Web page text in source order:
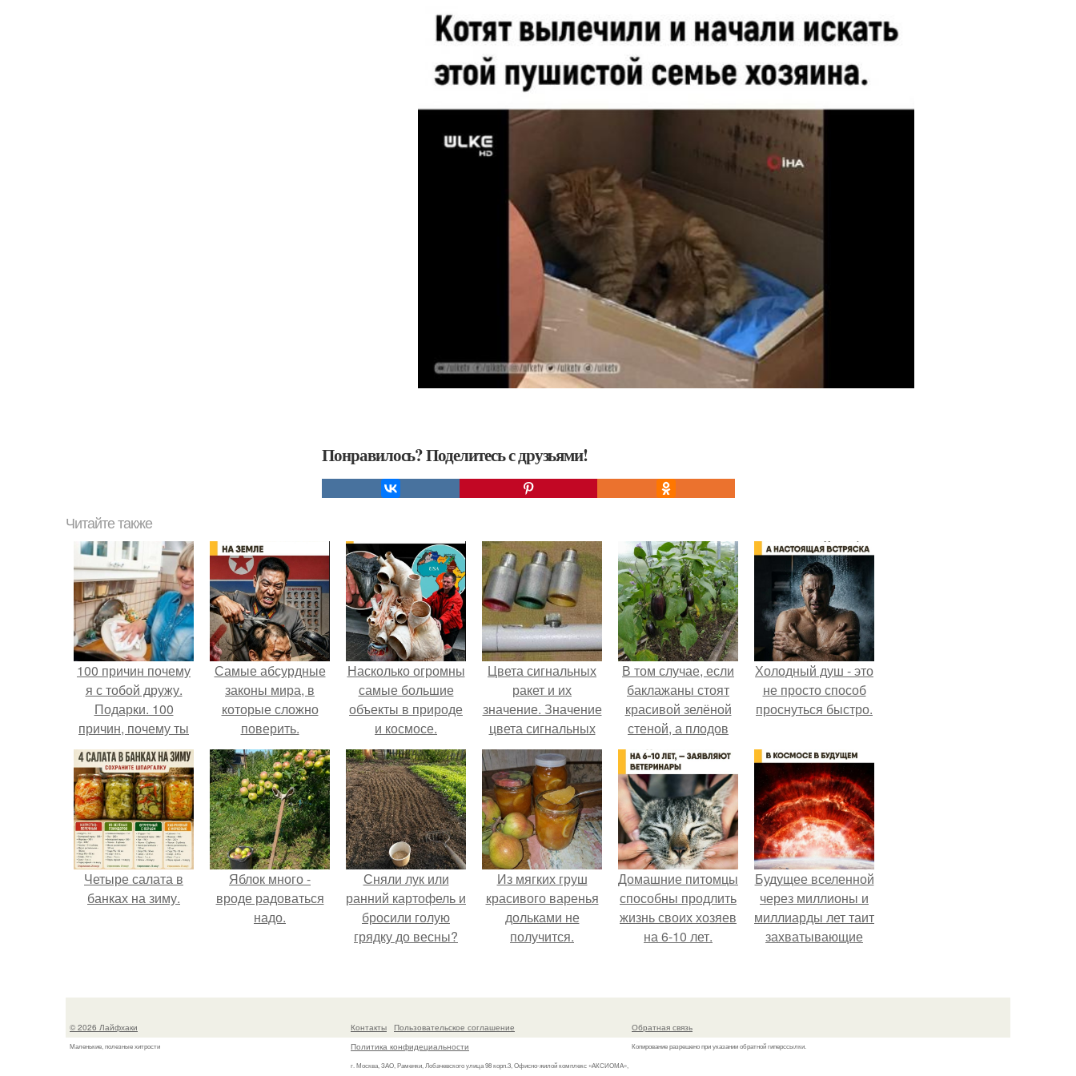
Понравилось? Поделитесь с друзьями!
Читайте также
100 причин почему
я с тобой дружу.
Подарки. 100
причин, почему ты
моя лучшая
подруга.
Самые абсурдные
законы мира, в
которые сложно
поверить.
Насколько огромны
самые большие
объекты в природе
и космосе.
Цвета сигнальных
ракет и их
значение. Значение
цвета сигнальных
патронов и ракет,
вдруг кому
пригодится.
В том случае, если
баклажаны стоят
красивой зелёной
стеной, а плодов
почти не видно -
радоваться тут
нечему.
Холодный душ - это
не просто способ
проснуться быстро.
Четыре салата в
банках на зиму.
Яблок много -
вроде радоваться
надо.
Сняли лук или
ранний картофель и
бросили голую
грядку до весны?
Из мягких груш
красивого варенья
дольками не
получится.
Домашние питомцы
способны продлить
жизнь своих хозяев
на 6-10 лет.
Будущее вселенной
через миллионы и
миллиарды лет таит
захватывающие
© 2026 Лайфхаки
Маленькие, полезные хитрости
Контакты
Пользовательское соглашение
Политика конфидециальности
г. Москва, ЗАО, Раменки, Лобачевского улица 98 корп.3, Офисно-жилой комплекс «АКСИОМА»,
Обратная связь
Копирование разрешено при указании обратной гиперссылки.